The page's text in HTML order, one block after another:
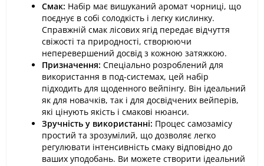
Смак: Набір має вишуканий аромат чорниці, що
поєднує в собі солодкість і легку кислинку.
Справжній смак лісових ягід передає відчуття
свіжості та природності, створюючи
неперевершений досвід з кожною затяжкою.
Призначення: Спеціально розроблений для
використання в под-системах, цей набір
підходить для щоденного вейпінгу. Він ідеальний
як для новачків, так і для досвідчених вейперів,
які цінують якість і смакові нюанси.
Зручність у використанні: Процес самозамісу
простий та зрозумілий, що дозволяє легко
регулювати інтенсивність смаку відповідно до
ваших уподобань. Ви можете створити ідеальний